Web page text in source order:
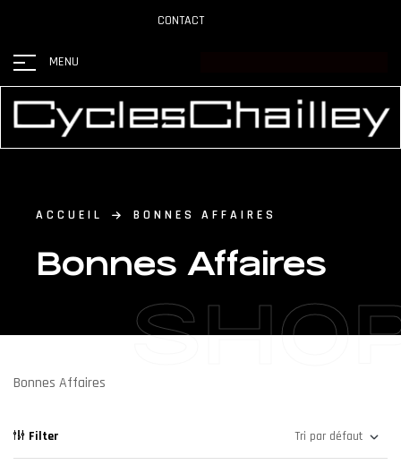
CONTACT
MENU
ACCUEIL BONNES AFFAIRES
Bonnes Affaires
Bonnes Affaires
Filter